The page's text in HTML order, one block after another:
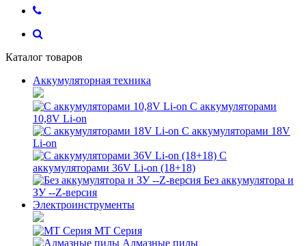
Каталог товаров
Аккумуляторная техника
С аккумуляторами
10,8V Li-on
С аккумуляторами 18V
Li-on
С
аккумуляторами 36V Li-on (18+18)
Без аккумулятора и
ЗУ --Z-версия
Электроинструменты
MT Серия
Алмазные пилы